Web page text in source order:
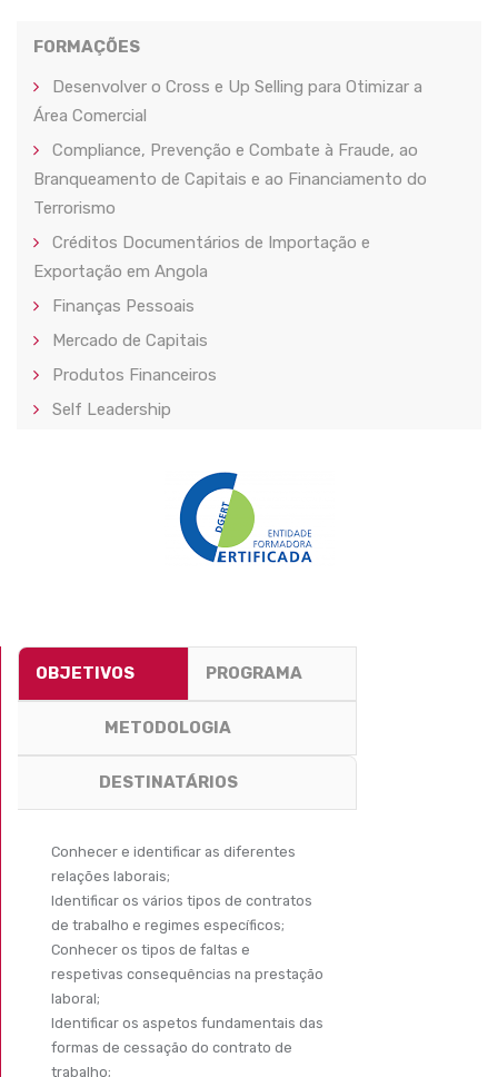
FORMAÇÕES
Desenvolver o Cross e Up Selling para Otimizar a
Área Comercial
Compliance, Prevenção e Combate à Fraude, ao
Branqueamento de Capitais e ao Financiamento do
Terrorismo
Créditos Documentários de Importação e
Exportação em Angola
Finanças Pessoais
Mercado de Capitais
Produtos Financeiros
Self Leadership
OBJETIVOS PROGRAMA
METODOLOGIA
DESTINATÁRIOS
Conhecer e identificar as diferentes
relações laborais;
Identificar os vários tipos de contratos
de trabalho e regimes específicos;
Conhecer os tipos de faltas e
respetivas consequências na prestação
laboral;
Identificar os aspetos fundamentais das
formas de cessação do contrato de
trabalho;